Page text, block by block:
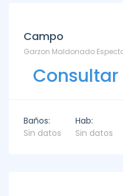
Campo
Garzon Maldonado
Consultar
Baños:
Sin datos
Hab:
Sin datos